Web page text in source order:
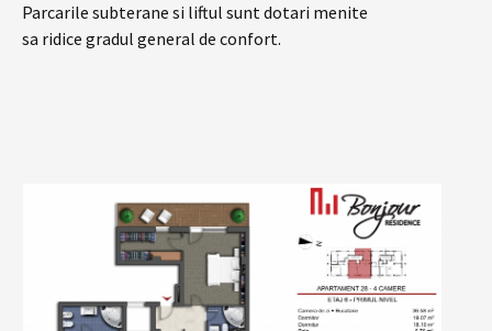
Parcarile subterane si liftul sunt dotari menite
sa ridice gradul general de confort.